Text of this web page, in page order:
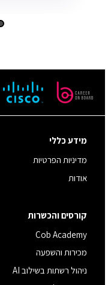
מידע כללי
מדיניות הפרטיות
אודות
קורסים והכשרות
Cob Academy
מכירות והשפעה
ניהול רשתות בשילוב AI